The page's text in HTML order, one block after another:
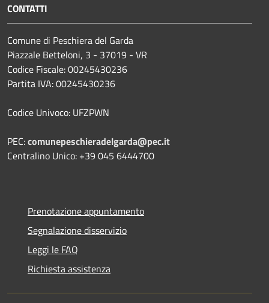
CONTATTI
Comune di Peschiera del Garda
Piazzale Betteloni, 3 - 37019 - VR
Codice Fiscale: 00245430236
Partita IVA: 00245430236
Codice Univoco: UFZPWN
PEC:comunepeschieradelgarda@pec.it
Centralino Unico: +39 045 6444700
Prenotazione appuntamento
Segnalazione disservizio
Leggi le FAQ
Richiesta assistenza